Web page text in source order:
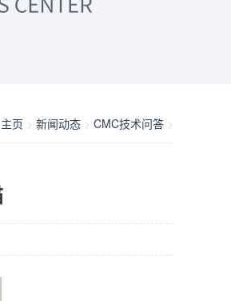
主页 > 新闻动态 > CMC技术问答 >